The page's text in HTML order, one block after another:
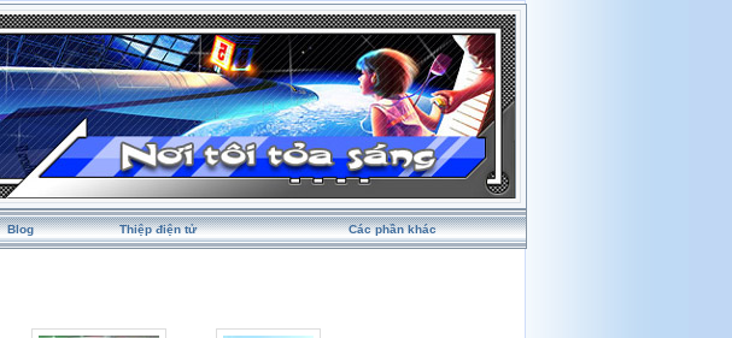
Blog Thiệp điện tử Các phần khác